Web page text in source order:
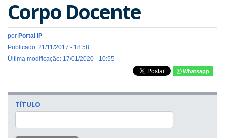
Corpo Docente
por Portal IP
Publicado: 21/11/2017 - 18:58
Última modificação: 17/01/2020 - 10:55
Whatsapp
TÍTULO